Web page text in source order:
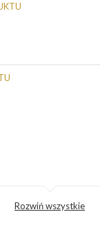
Rozwiń wszystkie